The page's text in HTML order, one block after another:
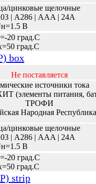
цинковые щелочные
| А286 | AAA | 24A
В
20 град.С
град.С
box
Не поставляется
источники тока
(элементы питания,
ТРОФИ
Народная Республика
цинковые щелочные
| А286 | AAA | 24A
В
20 град.С
град.С
strip